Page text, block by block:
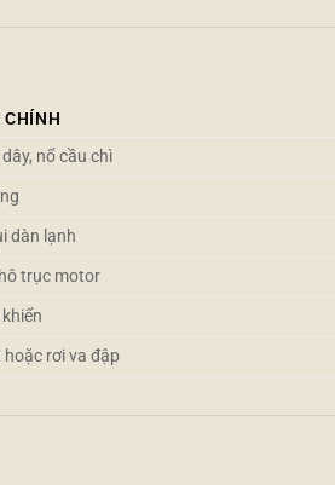
CHÍNH
nổ cầu chì
dàn lạnh
trục motor
rơi va đập